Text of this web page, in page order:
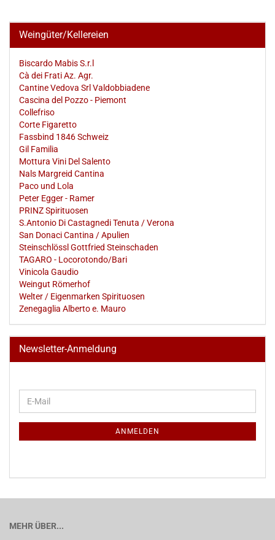
Weingüter/Kellereien
Biscardo Mabis S.r.l
Cà dei Frati Az. Agr.
Cantine Vedova Srl Valdobbiadene
Cascina del Pozzo - Piemont
Collefriso
Corte Figaretto
Fassbind 1846 Schweiz
Gil Familia
Mottura Vini Del Salento
Nals Margreid Cantina
Paco und Lola
Peter Egger - Ramer
PRINZ Spirituosen
S.Antonio Di Castagnedi Tenuta / Verona
San Donaci Cantina / Apulien
Steinschlössl Gottfried Steinschaden
TAGARO - Locorotondo/Bari
Vinicola Gaudio
Weingut Römerhof
Welter / Eigenmarken Spirituosen
Zenegaglia Alberto e. Mauro
Newsletter-Anmeldung
ZUR
E-
Mail
ANMELDEN
MEHR ÜBER...